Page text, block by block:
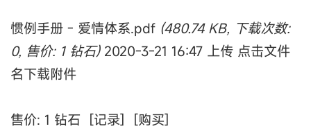
惯例手册 - 爱情体系.pdf (480.74 KB, 下载次数:
0, 售价: 1 钻石) 2020-3-21 16:47 上传 点击文件
名下载附件
售价: 1 钻石 [记录] [购买]